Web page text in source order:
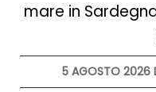
mare in
5 AGOSTO 2026